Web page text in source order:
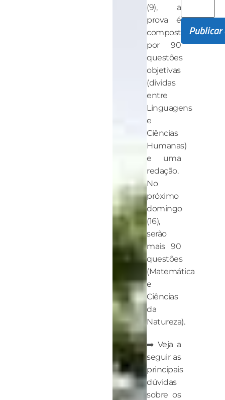
(9), a
prova é
composta
por 90
questões
objetivas
(dividas
entre
Linguagens
e
Ciências
Humanas)
e uma
redação.
No
próximo
domingo
(16),
serão
mais 90
questões
(Matemática
e
Ciências
da
Natureza).
➡️ Veja a
seguir as
principais
dúvidas
sobre os